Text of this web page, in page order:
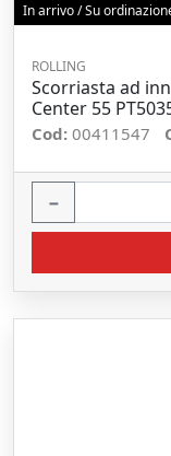
In arrivo / Su
ROLLING
Scorriasta ad
Center 55
Cod: 00411547
−